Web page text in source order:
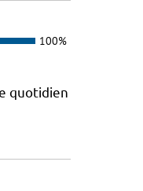
100%
quotidien